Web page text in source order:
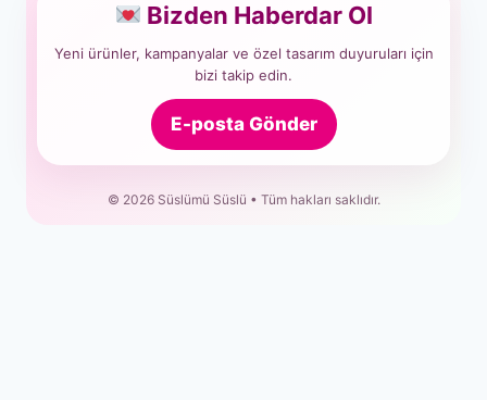
Bizden Haberdar Ol
Yeni ürünler, kampanyalar ve özel tasarım duyuruları için
bizi takip edin.
E-posta Gönder
© 2026 Süslümü Süslü • Tüm hakları saklıdır.